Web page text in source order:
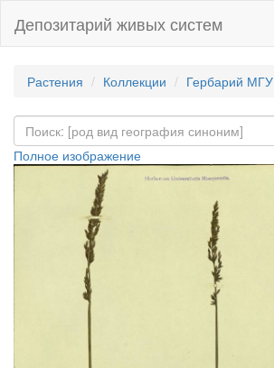
Депозитарий живых систем
Растения Коллекции Гербарий МГУ
Полное изображение